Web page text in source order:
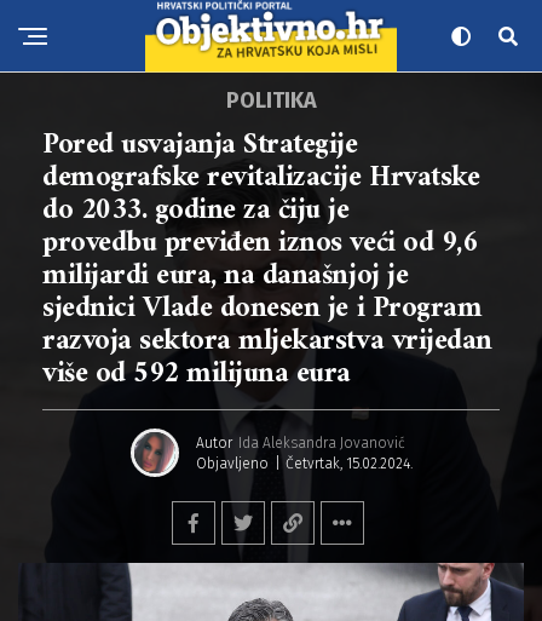
POLITIKA
Pored usvajanja Strategije
demografske revitalizacije Hrvatske
do 2033. godine za čiju je
provedbu previđen iznos veći od 9,6
milijardi eura, na današnjoj je
sjednici Vlade donesen je i Program
razvoja sektora mljekarstva vrijedan
više od 592 milijuna eura
Autor Ida Aleksandra Jovanović
Objavljeno
Četvrtak, 15.02.2024.